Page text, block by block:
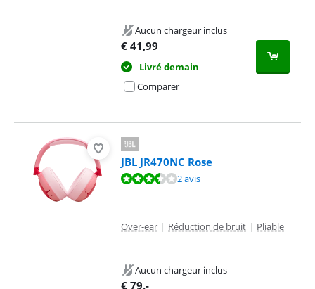
Aucun chargeur inclus
€ 41,99
Livré demain
Comparer
JBL JR470NC Rose
La note est de 7,2 sur 10, basée sur 2 avis.2 avis
Over-ear | Réduction de bruit | Pliable
Aucun chargeur inclus
€ 79,-